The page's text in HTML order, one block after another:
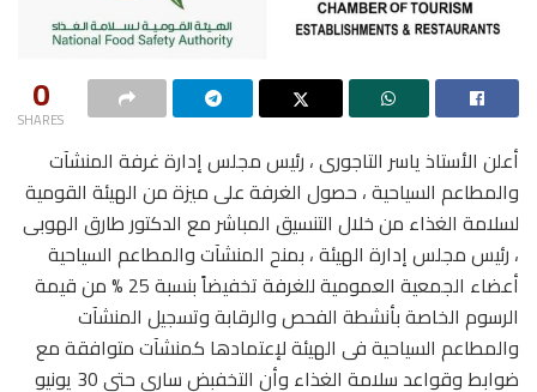
0
SHARES
أعلن الأستاذ ياسر التاجورى ، رئيس مجلس إدارة غرفة المنشآت
والمطاعم السياحية ، حصول الغرفة على ميزة من الهيئة القومية
لسلامة الغذاء من خلال التنسيق المباشر مع الدكتور طارق الهوبى
، رئيس مجلس إدارة الهيئة ، بمنح المنشآت والمطاعم السياحية
أعضاء الجمعية العمومية للغرفة تخفيضاً بنسبة 25 % من قيمة
الرسوم الخاصة بأنشطة الفحص والرقابة وتسجيل المنشآت
والمطاعم السياحية فى الهيئة لإعتمادها كمنشآت متوافقة مع
ضوابط وقواعد سلامة الغذاء وأن التخفبض سارى حتى 30 يونيو